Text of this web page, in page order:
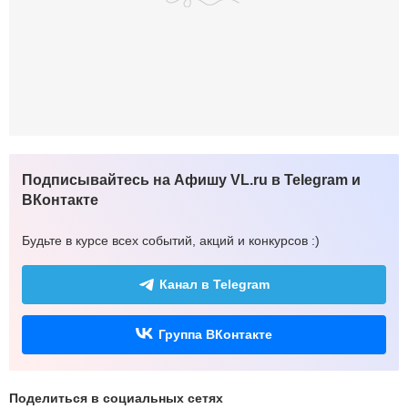
Подписывайтесь на Афишу VL.ru в Telegram и
ВКонтакте
Будьте в курсе всех событий, акций и конкурсов :)
Канал в Telegram
Группа ВКонтакте
Поделиться в социальных сетях